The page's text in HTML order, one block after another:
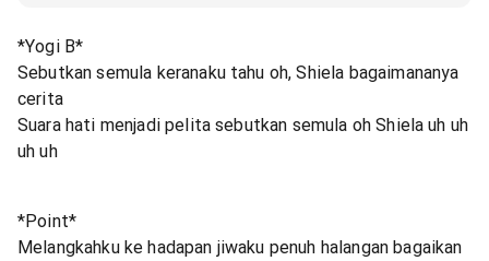
*Yogi B*
Sebutkan semula keranaku tahu oh, Shiela bagaimananya
cerita
Suara hati menjadi pelita sebutkan semula oh Shiela uh uh
uh uh
*Point*
Melangkahku ke hadapan jiwaku penuh halangan bagaikan